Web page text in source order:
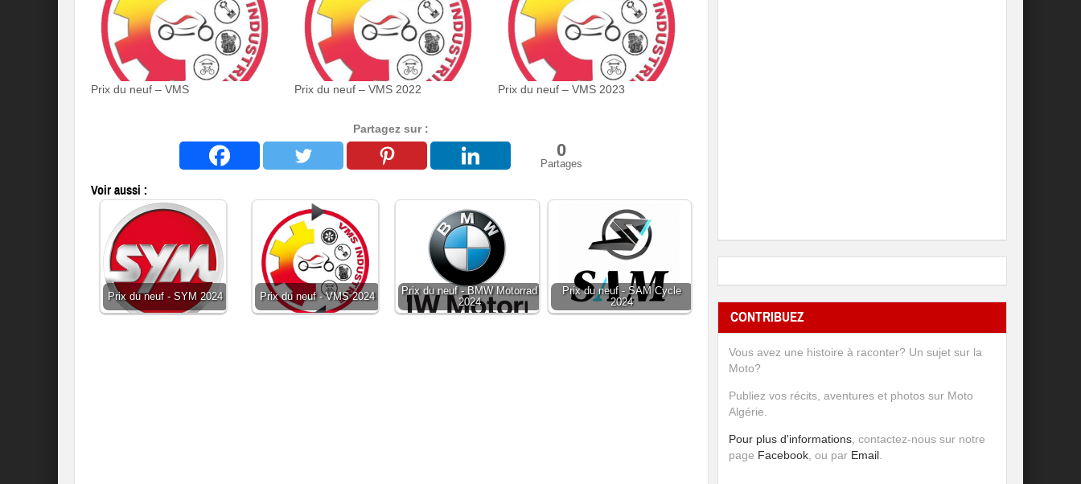
Prix du neuf – VMS Prix du neuf – VMS 2022 Prix du neuf – VMS 2023
Partagez sur :
0
Partages
Voir aussi :
Prix du neuf - SYM 2024 Prix du neuf - VMS 2024
Prix du neuf - BMW Motorrad
2024
Prix du neuf - SAM Cycle
2024
CONTRIBUEZ
Vous avez une histoire à raconter? Un sujet sur la
Moto?
Publiez vos récits, aventures et photos sur Moto
Algérie.
Pour plus d'informations , contactez-nous sur notre
page Facebook , ou par Email